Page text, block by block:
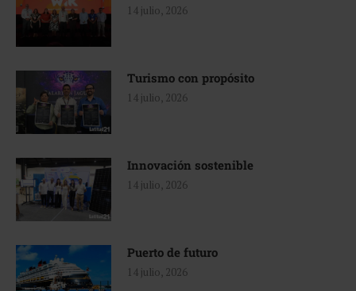
14 julio, 2026
Turismo con propósito
14 julio, 2026
Innovación sostenible
14 julio, 2026
Puerto de futuro
14 julio, 2026